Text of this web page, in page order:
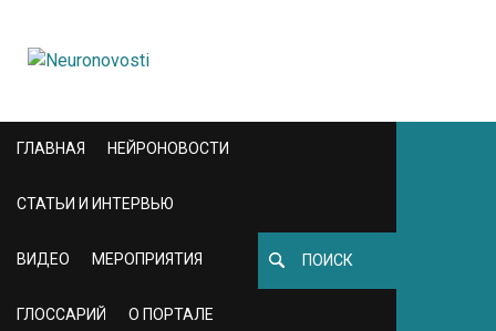
ГЛАВНАЯ НЕЙРОНОВОСТИ
СТАТЬИ И ИНТЕРВЬЮ
ВИДЕО МЕРОПРИЯТИЯ
ГЛОССАРИЙ О ПОРТАЛЕ